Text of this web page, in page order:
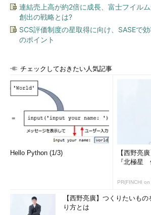
連結売上高が約2倍に成長、富士フイル
創出の戦略とは?
SCS評価制度の星取得に向け、SASEで
のポイント
チェックしておきたい人気記事
Hello Python (1/3)
【西野亮
『北極星
PR(FINCHI
【西野亮廣】つくりたいも
り方とは